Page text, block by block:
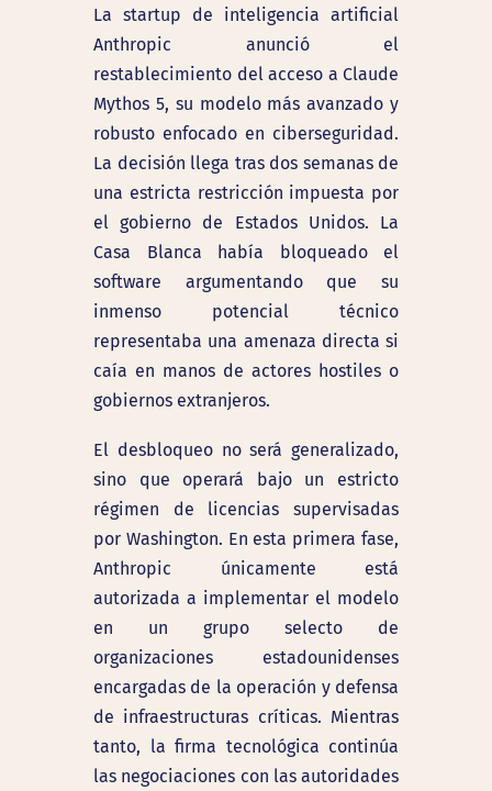
La startup de inteligencia artificial
Anthropic anunció el
restablecimiento del acceso a Claude
Mythos 5, su modelo más avanzado y
robusto enfocado en ciberseguridad.
La decisión llega tras dos semanas de
una estricta restricción impuesta por
el gobierno de Estados Unidos. La
Casa Blanca había bloqueado el
software argumentando que su
inmenso potencial técnico
representaba una amenaza directa si
caía en manos de actores hostiles o
gobiernos extranjeros.
El desbloqueo no será generalizado,
sino que operará bajo un estricto
régimen de licencias supervisadas
por Washington. En esta primera fase,
Anthropic únicamente está
autorizada a implementar el modelo
en un grupo selecto de
organizaciones estadounidenses
encargadas de la operación y defensa
de infraestructuras críticas. Mientras
tanto, la firma tecnológica continúa
las negociaciones con las autoridades